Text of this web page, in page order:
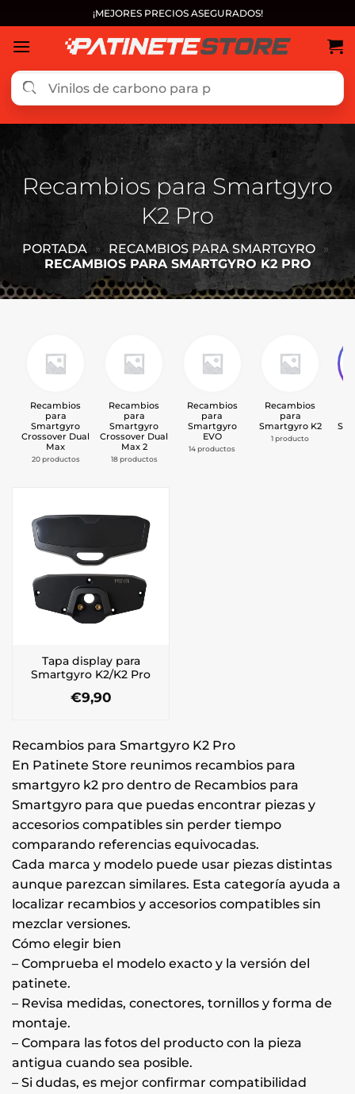
al
contenido
¡MEJORES PRECIOS ASEGURADOS!
Recambios para Smartgyro
K2 Pro
PORTADA » RECAMBIOS PARA SMARTGYRO »
RECAMBIOS PARA SMARTGYRO K2 PRO
Recambios
para
Smartgyro
Crossover Dual
Max
20 productos
Recambios
para
Smartgyro
Crossover Dual
Max 2
18 productos
Recambios
para
Smartgyro
EVO
14 productos
Recambios
para
Smartgyro K2
1 producto
Tapa display para
Smartgyro K2/K2 Pro
€9,90
Recambios para Smartgyro K2 Pro
En Patinete Store reunimos recambios para
smartgyro k2 pro dentro de Recambios para
Smartgyro para que puedas encontrar piezas y
accesorios compatibles sin perder tiempo
comparando referencias equivocadas.
Cada marca y modelo puede usar piezas distintas
aunque parezcan similares. Esta categoría ayuda a
localizar recambios y accesorios compatibles sin
mezclar versiones.
Cómo elegir bien
– Comprueba el modelo exacto y la versión del
patinete.
– Revisa medidas, conectores, tornillos y forma de
montaje.
– Compara las fotos del producto con la pieza
antigua cuando sea posible.
– Si dudas, es mejor confirmar compatibilidad